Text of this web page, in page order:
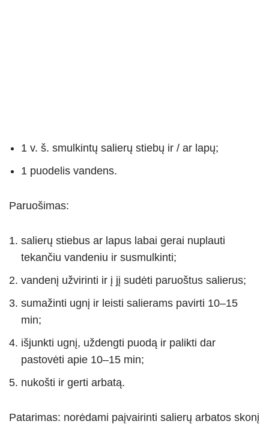
1 v. š. smulkintų salierų stiebų ir / ar lapų;
1 puodelis vandens.
Paruošimas:
salierų stiebus ar lapus labai gerai nuplauti
tekančiu vandeniu ir susmulkinti;
vandenį užvirinti ir į jį sudėti paruoštus salierus;
sumažinti ugnį ir leisti salierams pavirti 10–15
min;
išjunkti ugnį, uždengti puodą ir palikti dar
pastovėti apie 10–15 min;
nukošti ir gerti arbatą.
Patarimas: norėdami paįvairinti salierų arbatos skonį